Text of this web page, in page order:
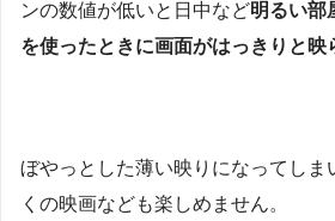
ンの数値が低いと日中など明るい部
を使ったときに画面がはっきりと映
ぼやっとした薄い映りになってしま
くの映画なども楽しめません。